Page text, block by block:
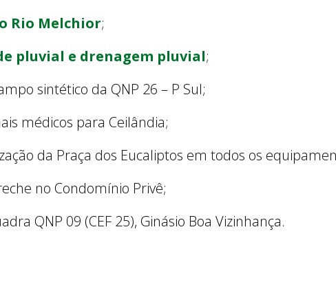
Rio Melchior;
pluvial e drenagem pluvial;
sintético da QNP 26 – P Sul;
médicos para Ceilândia;
da Praça dos Eucaliptos em todos os
no Condomínio Privê;
QNP 09 (CEF 25), Ginásio Boa Vizinhança.